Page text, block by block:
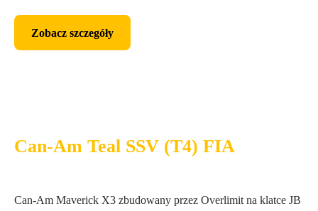
Zobacz szczegóły
Zobacz szczegóły
Can-Am Teal SSV (T4) FIA
Can-Am Maverick X3 zbudowany przez Overlimit na klatce JB